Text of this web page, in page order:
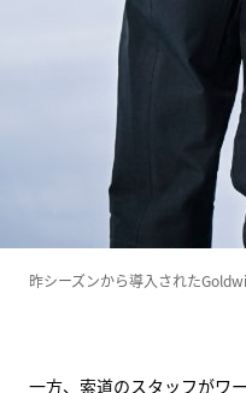
昨シーズンから導入された
一方、索道のスタッフがワ